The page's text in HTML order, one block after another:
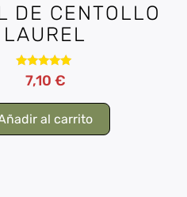
DE CENTOLLO
LAUREL
Valorado
con
de 5
7,10 €
al carrito